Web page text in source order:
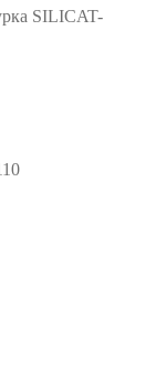
SILICAT-